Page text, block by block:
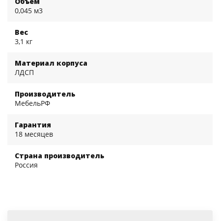
0,045 м3
Вес
3,1 кг
Материал корпуса
ЛДСП
Производитель
МебельРФ
Гарантия
18 месяцев
Страна производитель
Россия